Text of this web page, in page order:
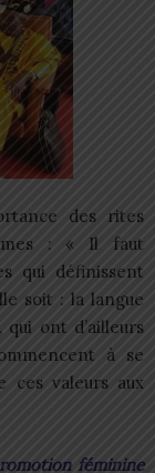
des rites
: « Il faut
qui définissent
soit : la langue
ont d’ailleurs
à se
ces valeurs aux
féminine